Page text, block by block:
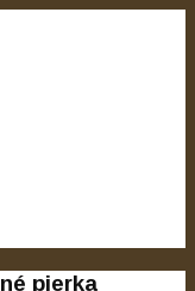
pierka